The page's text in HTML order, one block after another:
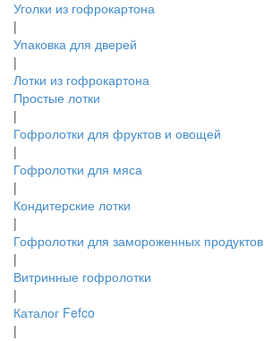
Уголки из гофрокартона
|
Упаковка для дверей
|
Лотки из гофрокартона
Простые лотки
|
Гофролотки для фруктов и овощей
|
Гофролотки для мяса
|
Кондитерские лотки
|
Гофролотки для замороженных продуктов
|
Витринные гофролотки
|
Каталог Fefco
|